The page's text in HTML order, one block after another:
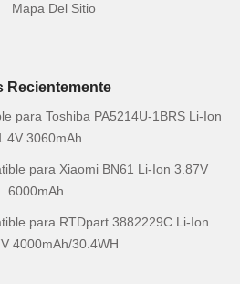
Mapa Del Sitio
Recientemente
para Toshiba PA5214U-1BRS Li-Ion
3060mAh
para Xiaomi BN61 Li-Ion 3.87V
6000mAh
para RTDpart 3882229C Li-Ion
4000mAh/30.4WH